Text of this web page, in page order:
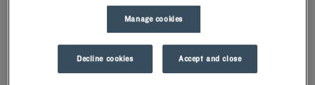
Verwen uzelf – probeer onze Kyriad-hotels in Le Havre
glimlach begroeten en verwelkomen met kleine maar attente
gebaren.U zult het unieke comfort van onze kussens met
Manage cookies
Decline cookies Accept and close